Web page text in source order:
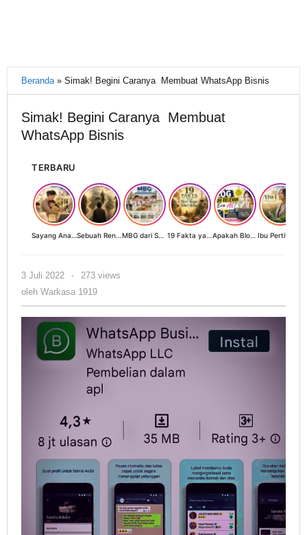
Beranda» Simak! Begini Caranya Membuat WhatsApp Bisnis
Simak! Begini Caranya Membuat
WhatsApp Bisnis
TERBARU
Sayang Anak, Lindungi dan Bangun Masa Depan: Investasi Terbaik Seorang Perempuan untuk Dunia yang Lebih Baik Sebuah Renungan tentang Cahaya, Penantian, dan Harapan Kebangkitan Peradaban Nusantara MBG dari Sudut Pandang Ibu Rumah Tangga, Guru, dan Akademisi: Investasi Generasi Emas Indonesia 19 Fakta yang Jarang Diketahui tentang Hari Raya Idul Adha Apakah Blog Masih Relevan di Era AI? 19 Fakta & 19 Tips Blogger Bertahan
3 Juli 2022
oleh
Warkasa
-
273 views
oleh Warkasa 1919